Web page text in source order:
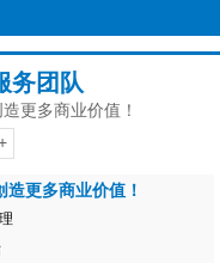
务团队
更多商业价值！
更多商业价值！